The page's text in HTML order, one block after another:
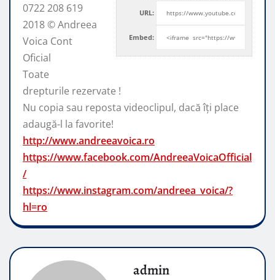
URL:
Embed:
0722 208 619
2018 © Andreea
Voica Cont
Oficial
Toate
drepturile rezervate !
Nu copia sau reposta videoclipul, dacăîți place
adaugă-l la favorite!
http://www.andreeavoica.ro
https://www.facebook.com/AndreeaVoicaOfficial
/
https://www.instagram.com/andreea_voica/?
hl=ro
admin